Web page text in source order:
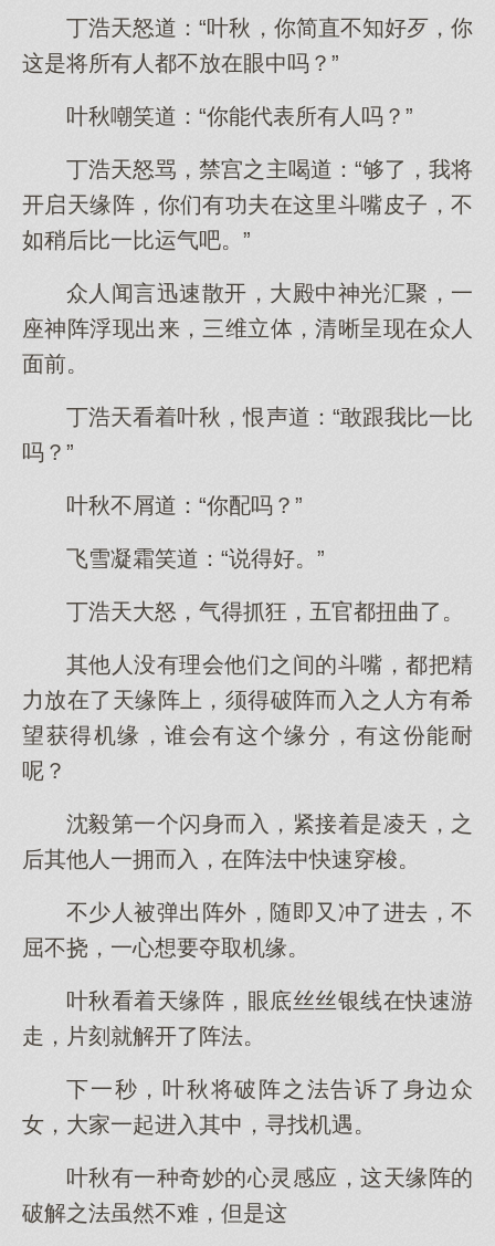
丁浩天怒道：“叶秋，你简直不知好歹，你
这是将所有人都不放在眼中吗？”
叶秋嘲笑道：“你能代表所有人吗？”
丁浩天怒骂，禁宫之主喝道：“够了，我将
开启天缘阵，你们有功夫在这里斗嘴皮子，不
如稍后比一比运气吧。”
众人闻言迅速散开，大殿中神光汇聚，一
座神阵浮现出来，三维立体，清晰呈现在众人
面前。
丁浩天看着叶秋，恨声道：“敢跟我比一比
吗？”
叶秋不屑道：“你配吗？”
飞雪凝霜笑道：“说得好。”
丁浩天大怒，气得抓狂，五官都扭曲了。
其他人没有理会他们之间的斗嘴，都把精
力放在了天缘阵上，须得破阵而入之人方有希
望获得机缘，谁会有这个缘分，有这份能耐
呢？
沈毅第一个闪身而入，紧接着是凌天，之
后其他人一拥而入，在阵法中快速穿梭。
不少人被弹出阵外，随即又冲了进去，不
屈不挠，一心想要夺取机缘。
叶秋看着天缘阵，眼底丝丝银线在快速游
走，片刻就解开了阵法。
下一秒，叶秋将破阵之法告诉了身边众
女，大家一起进入其中，寻找机遇。
叶秋有一种奇妙的心灵感应，这天缘阵的
破解之法虽然不难，但是这